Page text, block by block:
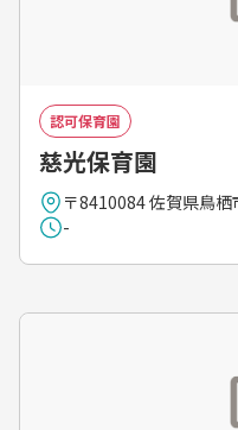
認可保育園
慈光保育園
〒8410084 佐賀県鳥
-